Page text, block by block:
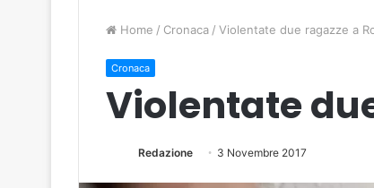
Home / Cronaca / Violentate due ragazze a
Cronaca
Violentate
Redazione 3 Novembre 2017